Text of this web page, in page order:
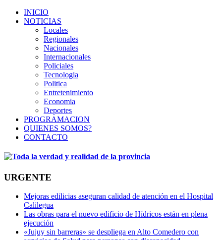
INICIO
NOTICIAS
Locales
Regionales
Nacionales
Internacionales
Policiales
Tecnologia
Politica
Entretenimiento
Economia
Deportes
PROGRAMACION
QUIENES SOMOS?
CONTACTO
URGENTE
Mejoras edilicias aseguran calidad de atención en el Hospital
Calilegua
Las obras para el nuevo edificio de Hídricos están en plena
ejecución
«Jujuy sin barreras» se despliega en Alto Comedero con